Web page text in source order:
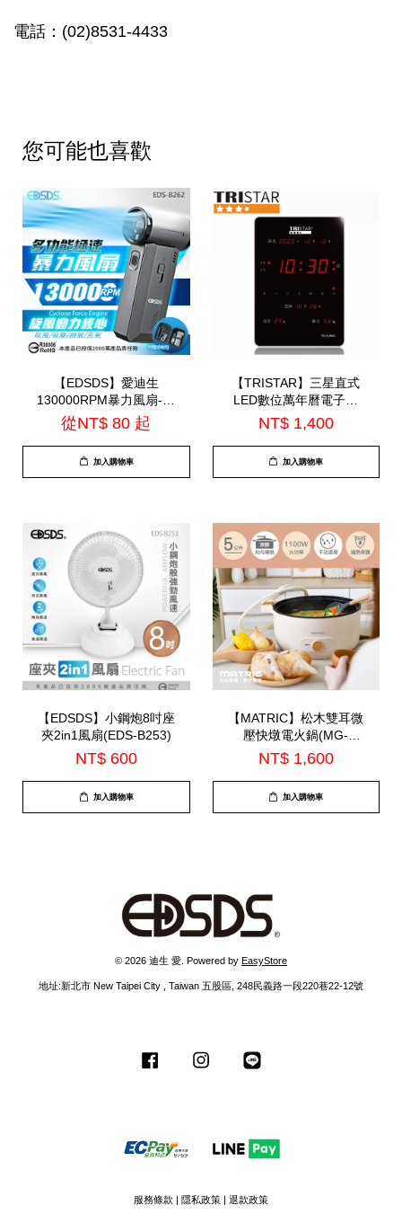
電話：(02)8531-4433
您可能也喜歡
【EDSDS】愛迪生
130000RPM暴力風扇-附
贈收納包(EDS-
B262)=TS-B2016
從NT$ 80 起
加入購物車
【TRISTAR】三星直式
LED數位萬年曆電子鐘
(TS-A3043)
NT$ 1,400
加入購物車
【EDSDS】小鋼炮8吋座
夾2in1風扇(EDS-B253)
NT$ 600
加入購物車
【MATRIC】松木雙耳微
壓快燉電火鍋(MG-
EH0511)
NT$ 1,600
加入購物車
© 2026 迪生 愛. Powered by EasyStore
地址:新北市 New Taipei City , Taiwan 五股區, 248民義路一段220巷22-12號
Facebook Instagram
服務條款 | 隱私政策 | 退款政策